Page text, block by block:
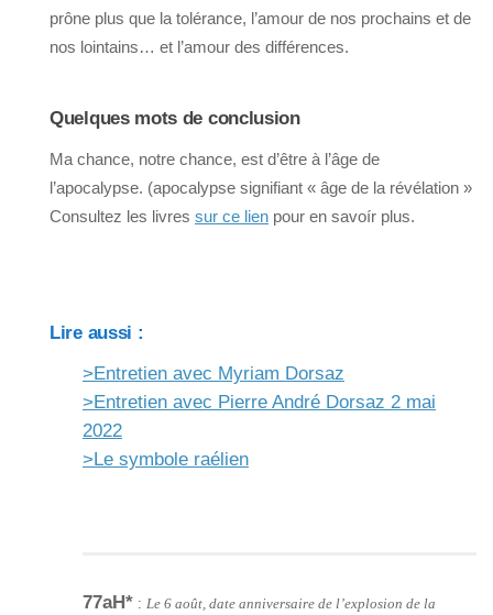
prône plus que la tolérance, l’amour de nos prochains et de
nos lointains… et l’amour des différences.
Quelques mots de conclusion
Ma chance, notre chance, est d’être à l’âge de
l’apocalypse. (apocalypse signifiant « âge de la révélation »
Consultez les livres sur ce lien pour en savoír plus.
Lire aussi :
˃Entretien avec Myriam Dorsaz
˃Entretien avec Pierre André Dorsaz 2 mai
2022
˃Le symbole raélien
77aH* : Le 6 août, date anniversaire de l’explosion de la